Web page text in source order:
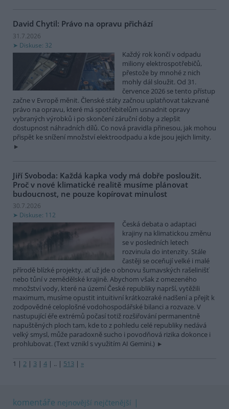
David Chytil: Právo na opravu přichází
31.7.2026
Diskuse: 32
Každý rok končí v odpadu
miliony elektrospotřebičů,
přestože by mnohé z nich
mohly dál sloužit. Od 31.
července 2026 se tento přístup
začne v Evropě měnit. Členské státy začnou uplatňovat takzvané
právo na opravu, které má spotřebitelům usnadnit opravy
vybraných výrobků i po skončení záruční doby a zlepšit
dostupnost náhradních dílů. Co nová pravidla přinesou, jak mohou
přispět ke snížení množství elektroodpadu a kde jsou jejich limity.
Jiří Svoboda: Každá kapka vody má dobře posloužit.
Proč v nové klimatické realitě musíme plánovat
budoucnost, ne pouze kopírovat minulost
30.7.2026
Diskuse: 112
Česká debata o adaptaci
krajiny na klimatickou změnu
se v posledních letech
rozvinula do intenzity. Stále
častěji se oceňují velké i malé
přírodě blízké projekty, ať už jde o obnovu šumavských rašelinišť
nebo tůní v zemědělské krajině. Abychom však z omezeného
množství vody, které na území České republiky naprší, vytěžili
maximum, musíme opustit intuitivní krátkozraké nadšení a přejít k
zodpovědné celoplošné vodohospodářské bilanci a rozvaze. V
nastupující éře extrémů počasí totiž rozšiřování permanentně
napuštěných ploch tam, kde to z pohledu celé republiky nedává
velký smysl, může paradoxně sucho i povodňová rizika dokonce i
prohlubovat. (Text vznikl s využitím AI Gemini.)
1 | 2 | 3 | 4 | .. | 513 | »
komentáře nejnovější nejčtenější